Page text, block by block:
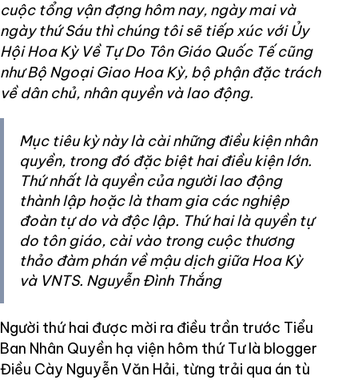
cuộc tổng vận đợng hôm nay, ngày mai và
ngày thứ Sáu thì chúng tôi sẽ tiếp xúc với Ủy
Hội Hoa Kỳ Về Tự Do Tôn Giáo Quốc Tế cũng
như Bộ Ngoại Giao Hoa Kỳ, bộ phận đặc trách
về dân chủ, nhân quyền và lao động.
Mục tiêu kỳ này là cài những điều kiện nhân
quyền, trong đó đặc biệt hai điều kiện lớn.
Thứ nhất là quyền của người lao động
thành lập hoặc là tham gia các nghiệp
đoàn tự do và độc lập. Thứ hai là quyền tự
do tôn giáo, cài vào trong cuộc thương
thảo đàm phán về mậu dịch giữa Hoa Kỳ
và VNTS. Nguyễn Đình Thắng
Người thứ hai được mời ra điều trần trước Tiểu
Ban Nhân Quyền hạ viện hôm thứ Tư là blogger
Điều Cày Nguyễn Văn Hải, từng trải qua án tù